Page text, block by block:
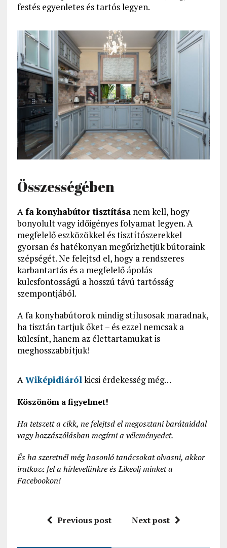
festés egyenletes és tartós legyen.
Összességében
Afa konyhabútor tisztításanem kell, hogy
bonyolult vagy időigényes folyamat legyen. A
megfelelő eszközökkel és tisztítószerekkel
gyorsan és hatékonyan megőrizhetjük bútoraink
szépségét. Ne felejtsd el, hogy a rendszeres
karbantartás és a megfelelő ápolás
kulcsfontosságú a hosszú távú tartósság
szempontjából.
A fa konyhabútorok mindig stílusosak maradnak,
ha tisztán tartjuk őket – és ezzel nemcsak a
külcsínt, hanem az élettartamukat is
meghosszabbítjuk!
AWiképidiárólkicsi érdekesség még…
Köszönöm a figyelmet!
Ha tetszett a cikk, ne felejtsd el megosztani barátaiddal
vagy hozzászólásban megírni a véleményedet.
És ha szeretnél még hasonló tanácsokat olvasni, akkor
iratkozz fel a hírlevelünkre és Likeolj minket a
Facebookon!
Previous post Next post